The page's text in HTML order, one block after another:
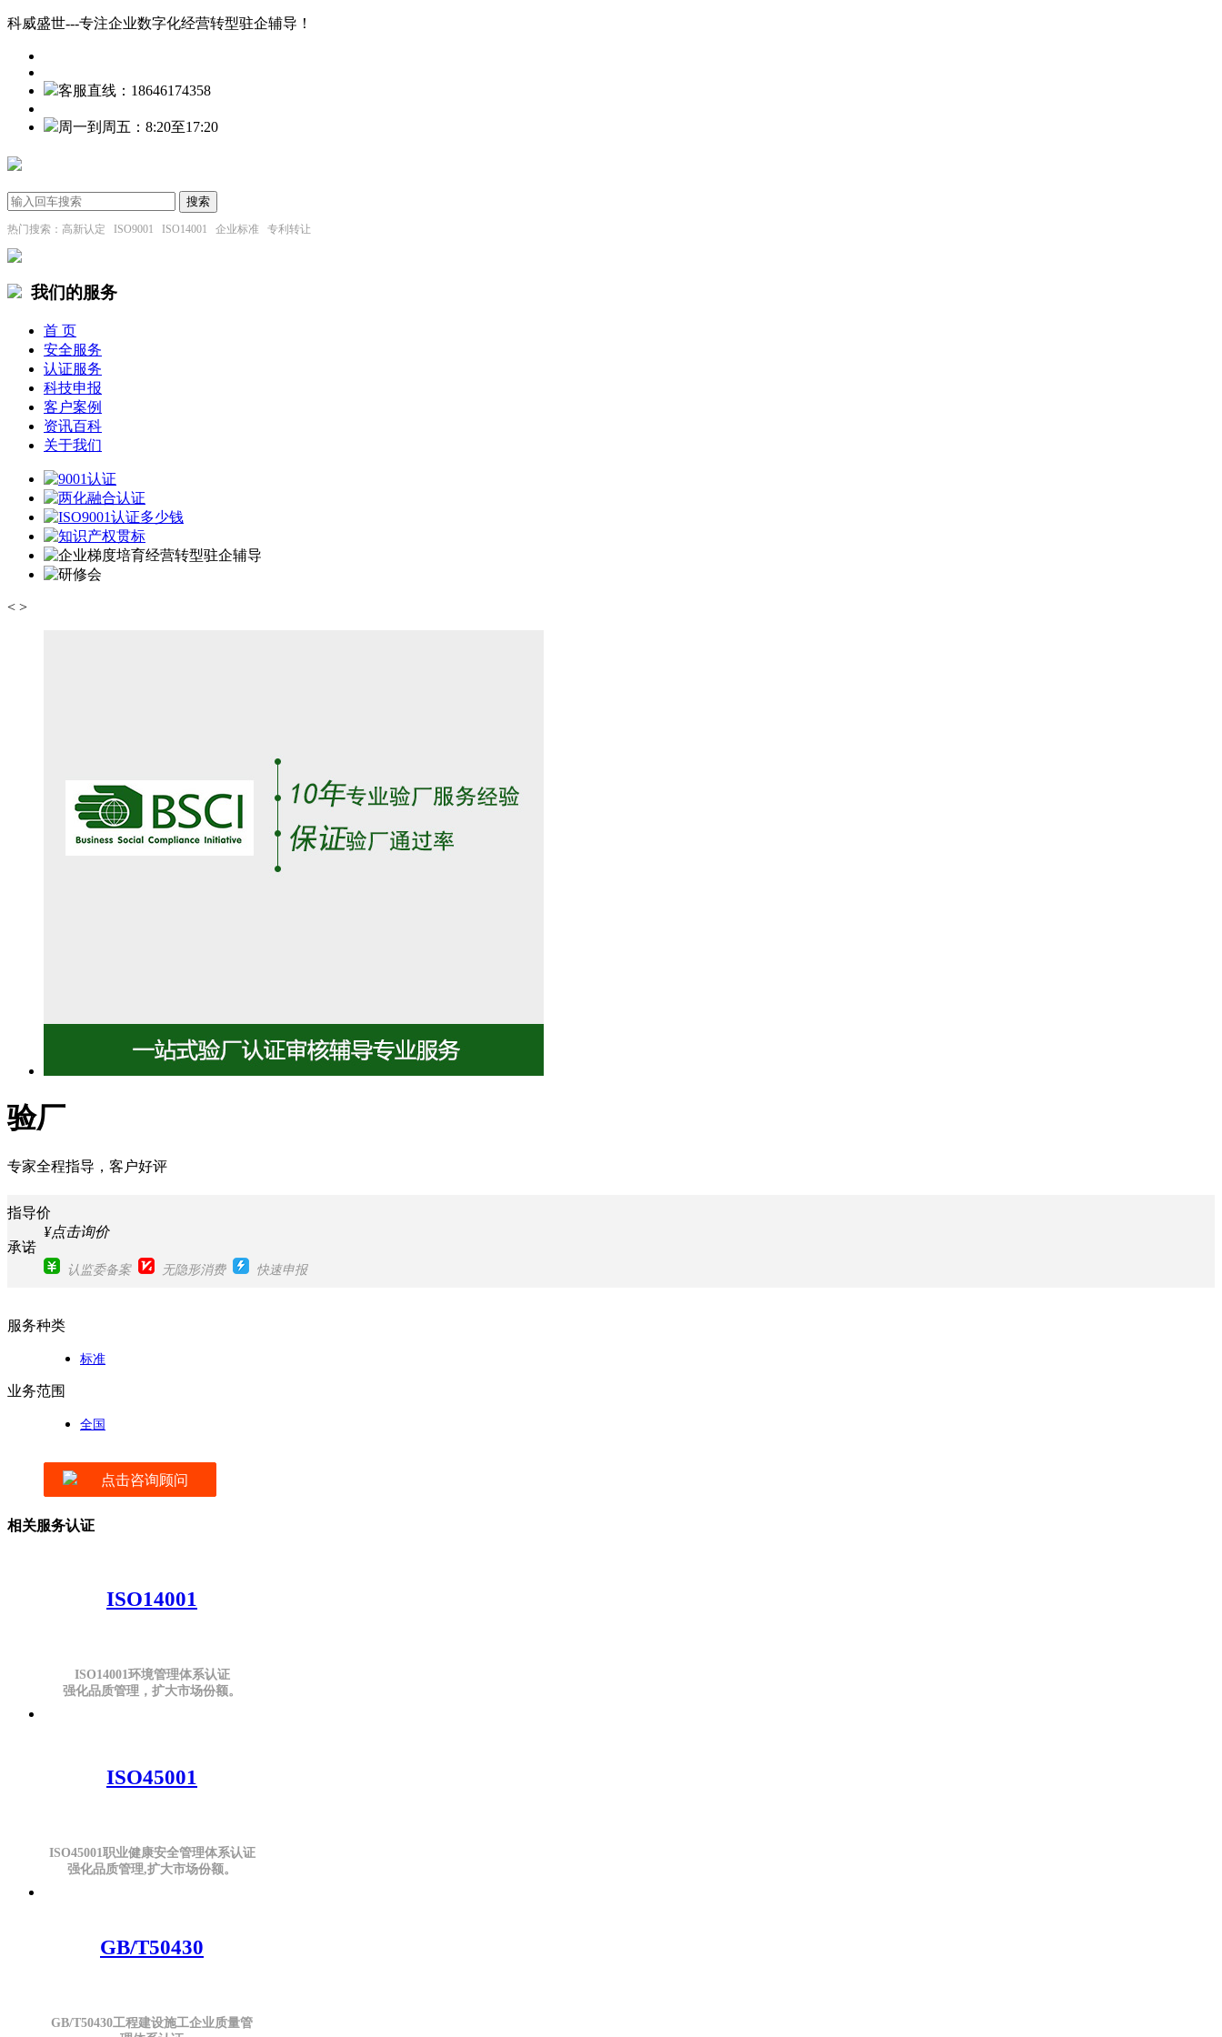
科威盛世---专注企业数字化经营转型驻企辅导！
客服直线：18646174358
周一到周五：8:20至17:20
热门搜索：高新认定 ISO9001 ISO14001 企业标准 专利转让
我们的服务
首 页
安全服务
认证服务
科技申报
客户案例
资讯百科
关于我们
< >
验厂
专家全程指导，客户好评
指导价
¥点击询价
承诺
认监委备案 无隐形消费 快速申报
服务种类
标准
业务范围
全国
点击咨询顾问
相关服务认证
ISO14001
ISO14001环境管理体系认证
强化品质管理，扩大市场份额。
ISO45001
ISO45001职业健康安全管理体系认证
强化品质管理,扩大市场份额。
GB/T50430
GB/T50430工程建设施工企业质量管